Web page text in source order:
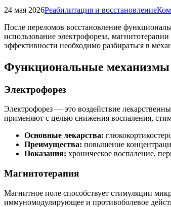
24 мая 2026Реабилитация и восстановление
После переломов восстановление
использование электрофореза,
эффективности необходимо разбираться в
Функциональные механизмы
Электрофорез
Электрофорез — это воздействие
применяют с целью снижения воспаления,
Основные лекарства:
Преимущества: повышение
Показания: хроническое воспаление,
Магнитотерапия
Магнитное поле способствует стимуляции
иммуномодулирующее и противоболевое